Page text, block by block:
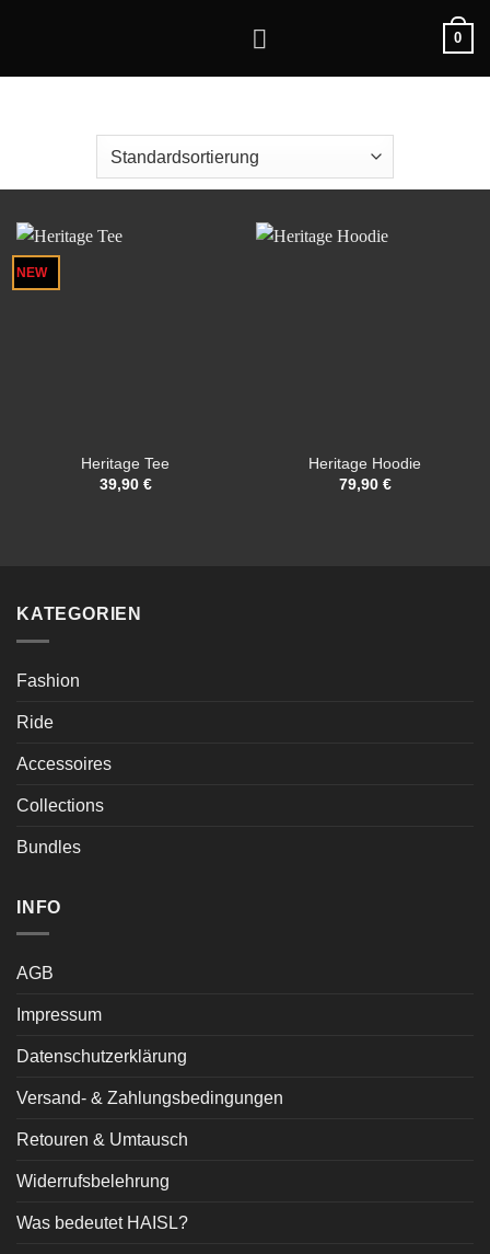
0
NEW
Heritage Tee
39,90 €
Heritage Hoodie
79,90 €
KATEGORIEN
Fashion
Ride
Accessoires
Collections
Bundles
INFO
AGB
Impressum
Datenschutzerklärung
Versand- & Zahlungsbedingungen
Retouren & Umtausch
Widerrufsbelehrung
Was bedeutet HAISL?